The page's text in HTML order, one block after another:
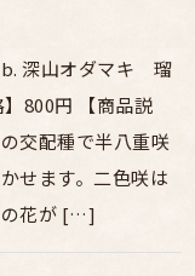
深山オダマキ 瑠
800円 【商品説
交配種で半八重咲
せます。二色咲は
の花が […]